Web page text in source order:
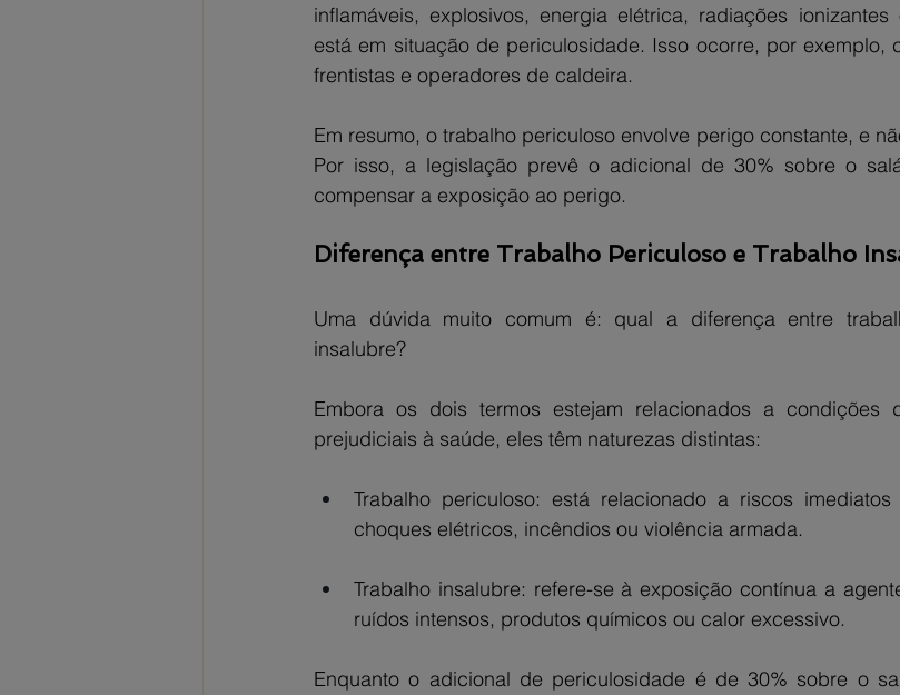
inflamáveis, explosivos, energia elétrica, radiações
está em situação de periculosidade. Isso ocorre, por exemplo,
frentistas e operadores de caldeira.
Em resumo, o trabalho periculoso envolve perigo constante, e
Por isso, a legislação prevê o adicional de 30% sobre o
compensar a exposição ao perigo.
Diferença entre Trabalho Periculoso e Trabalho
Uma dúvida muito comum é: qual a diferença entre
insalubre?
Embora os dois termos estejam relacionados a condições
prejudiciais à saúde, eles têm naturezas distintas:
Trabalho periculoso: está relacionado a riscos
choques elétricos, incêndios ou violência armada.
Trabalho insalubre: refere-se à exposição contínua a
ruídos intensos, produtos químicos ou calor excessivo.
Enquanto o adicional de periculosidade é de 30% sobre o